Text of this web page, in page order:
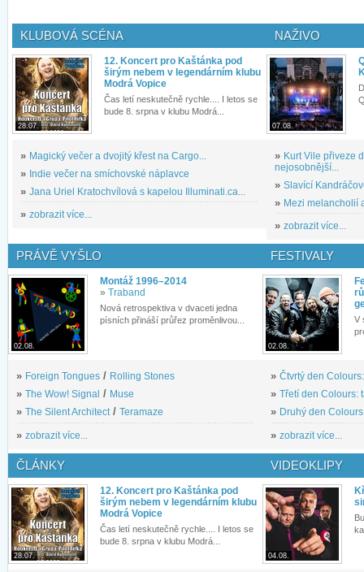
KLUBOVÁ SCÉNA
28.07.
12. Koncert pro Kaštánka pod
širým nebem v legendárním klubu
Modrá Vopice
Čas letí neskutečně rychle.... I letos se
bude 8. srpna v klubu Modrá...
» Magický večer a dvojitý křest na Cargo...
» Indie večer na smíchovské náplavce
» Jana Uriel Kratochvílová s kapelou Illuminati.ca...
» zobrazit více...
NAŽIVO
07.08.
» Kurt Vile přiveze
nejosobnější...
» Slavící
» Mezi melancholií
» zobrazit více...
PRÁVĚ VYŠLO
02.08.
Montáž 1996–2014
» Traband
Nová retrospektiva v dvaceti jedna
písních přináší průřez proměnlivou...
» Foreign Tongues / Rolling Stones
» The Wow! Signal / Muse
» The Silent Architect/ Teramaze
» zobrazit více...
FESTIVALY
02.08.
V
» Čtvrtý den
» Třetí den Colours:
» Druhý den
» zobrazit více...
ČLÁNKY
28.07.
12. Koncert pro Kaštánka pod
širým nebem v legendárním klubu
Modrá Vopice
Čas letí neskutečně rychle.... I letos se
bude 8. srpna v klubu Modrá...
VIDEOKLIPY
04.08.